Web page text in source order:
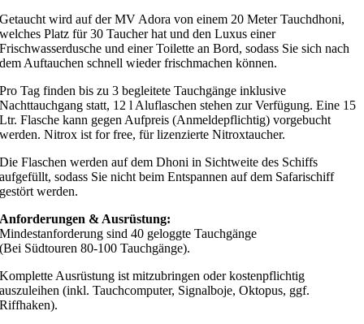
Getaucht wird auf der MV Adora von einem 20 Meter Tauchdhoni,
welches Platz für 30 Taucher hat und den Luxus einer
Frischwasserdusche und einer Toilette an Bord, sodass Sie sich nach
dem Auftauchen schnell wieder frischmachen können.
Pro Tag finden bis zu 3 begleitete Tauchgänge inklusive
Nachttauchgang statt, 12 l Aluflaschen stehen zur Verfügung. Eine 15
Ltr. Flasche kann gegen Aufpreis (Anmeldepflichtig) vorgebucht
werden. Nitrox ist for free, für lizenzierte Nitroxtaucher.
Die Flaschen werden auf dem Dhoni in Sichtweite des Schiffs
aufgefüllt, sodass Sie nicht beim Entspannen auf dem Safarischiff
gestört werden.
Anforderungen & Ausrüstung:
Mindestanforderung sind 40 geloggte Tauchgänge
(Bei Südtouren 80-100 Tauchgänge).
Komplette Ausrüstung ist mitzubringen oder kostenpflichtig
auszuleihen (inkl. Tauchcomputer, Signalboje, Oktopus, ggf.
Riffhaken).